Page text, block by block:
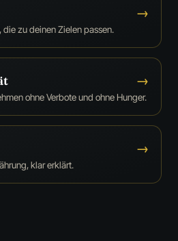
→
zu deinen Zielen passen.
→
ohne Verbote und ohne Hunger.
→
klar erklärt.